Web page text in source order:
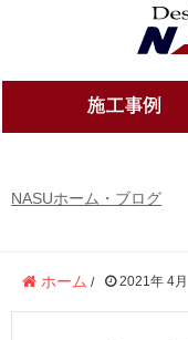
NASUホーム・ブログ
ホーム / 2021年 4月